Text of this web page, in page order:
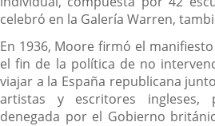
celebró en la Galería Warren,
En 1936, Moore firmó el
el fin de la política de no
viajar a la España republicana
artistas y escritores
denegada por el Gobierno